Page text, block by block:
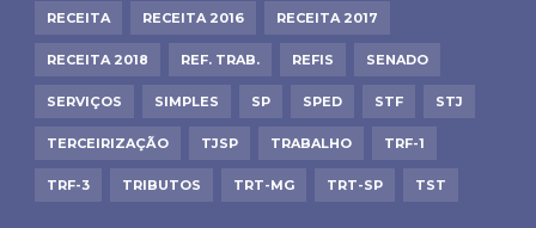
RECEITA RECEITA 2016 RECEITA 2017
RECEITA 2018 REF. TRAB. REFIS SENADO
SERVIÇOS SIMPLES SP SPED STF STJ
TERCEIRIZAÇÃO TJSP TRABALHO TRF-1
TRF-3 TRIBUTOS TRT-MG TRT-SP TST